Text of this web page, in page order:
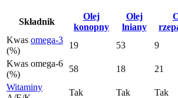
Składnik
Olej
konopny
Olej
lniany
Kwas omega-3
(%)
19 53 9
Kwas omega-6
(%)
58 18 21
Witaminy
Tak Tak Tak